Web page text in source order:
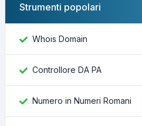
Strumenti popolari
Whois Domain
Controllore DA PA
Numero in Numeri Romani